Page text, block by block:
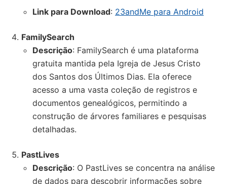
Link para Download: 23andMe para Android
FamilySearch
Descrição: FamilySearch é uma plataforma
gratuita mantida pela Igreja de Jesus Cristo
dos Santos dos Últimos Dias. Ela oferece
acesso a uma vasta coleção de registros e
documentos genealógicos, permitindo a
construção de árvores familiares e pesquisas
detalhadas.
PastLives
Descrição: O PastLives se concentra na análise
de dados para descobrir informações sobre